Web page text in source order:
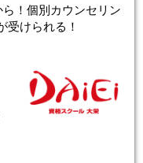
！個別カウンセリン
受けられる！